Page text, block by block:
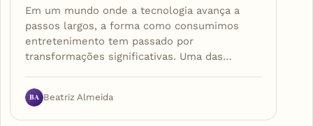
Em um mundo onde a tecnologia avança a
passos largos, a forma como consumimos
entretenimento tem passado por
transformações significativas. Uma das…
BA Beatriz Almeida